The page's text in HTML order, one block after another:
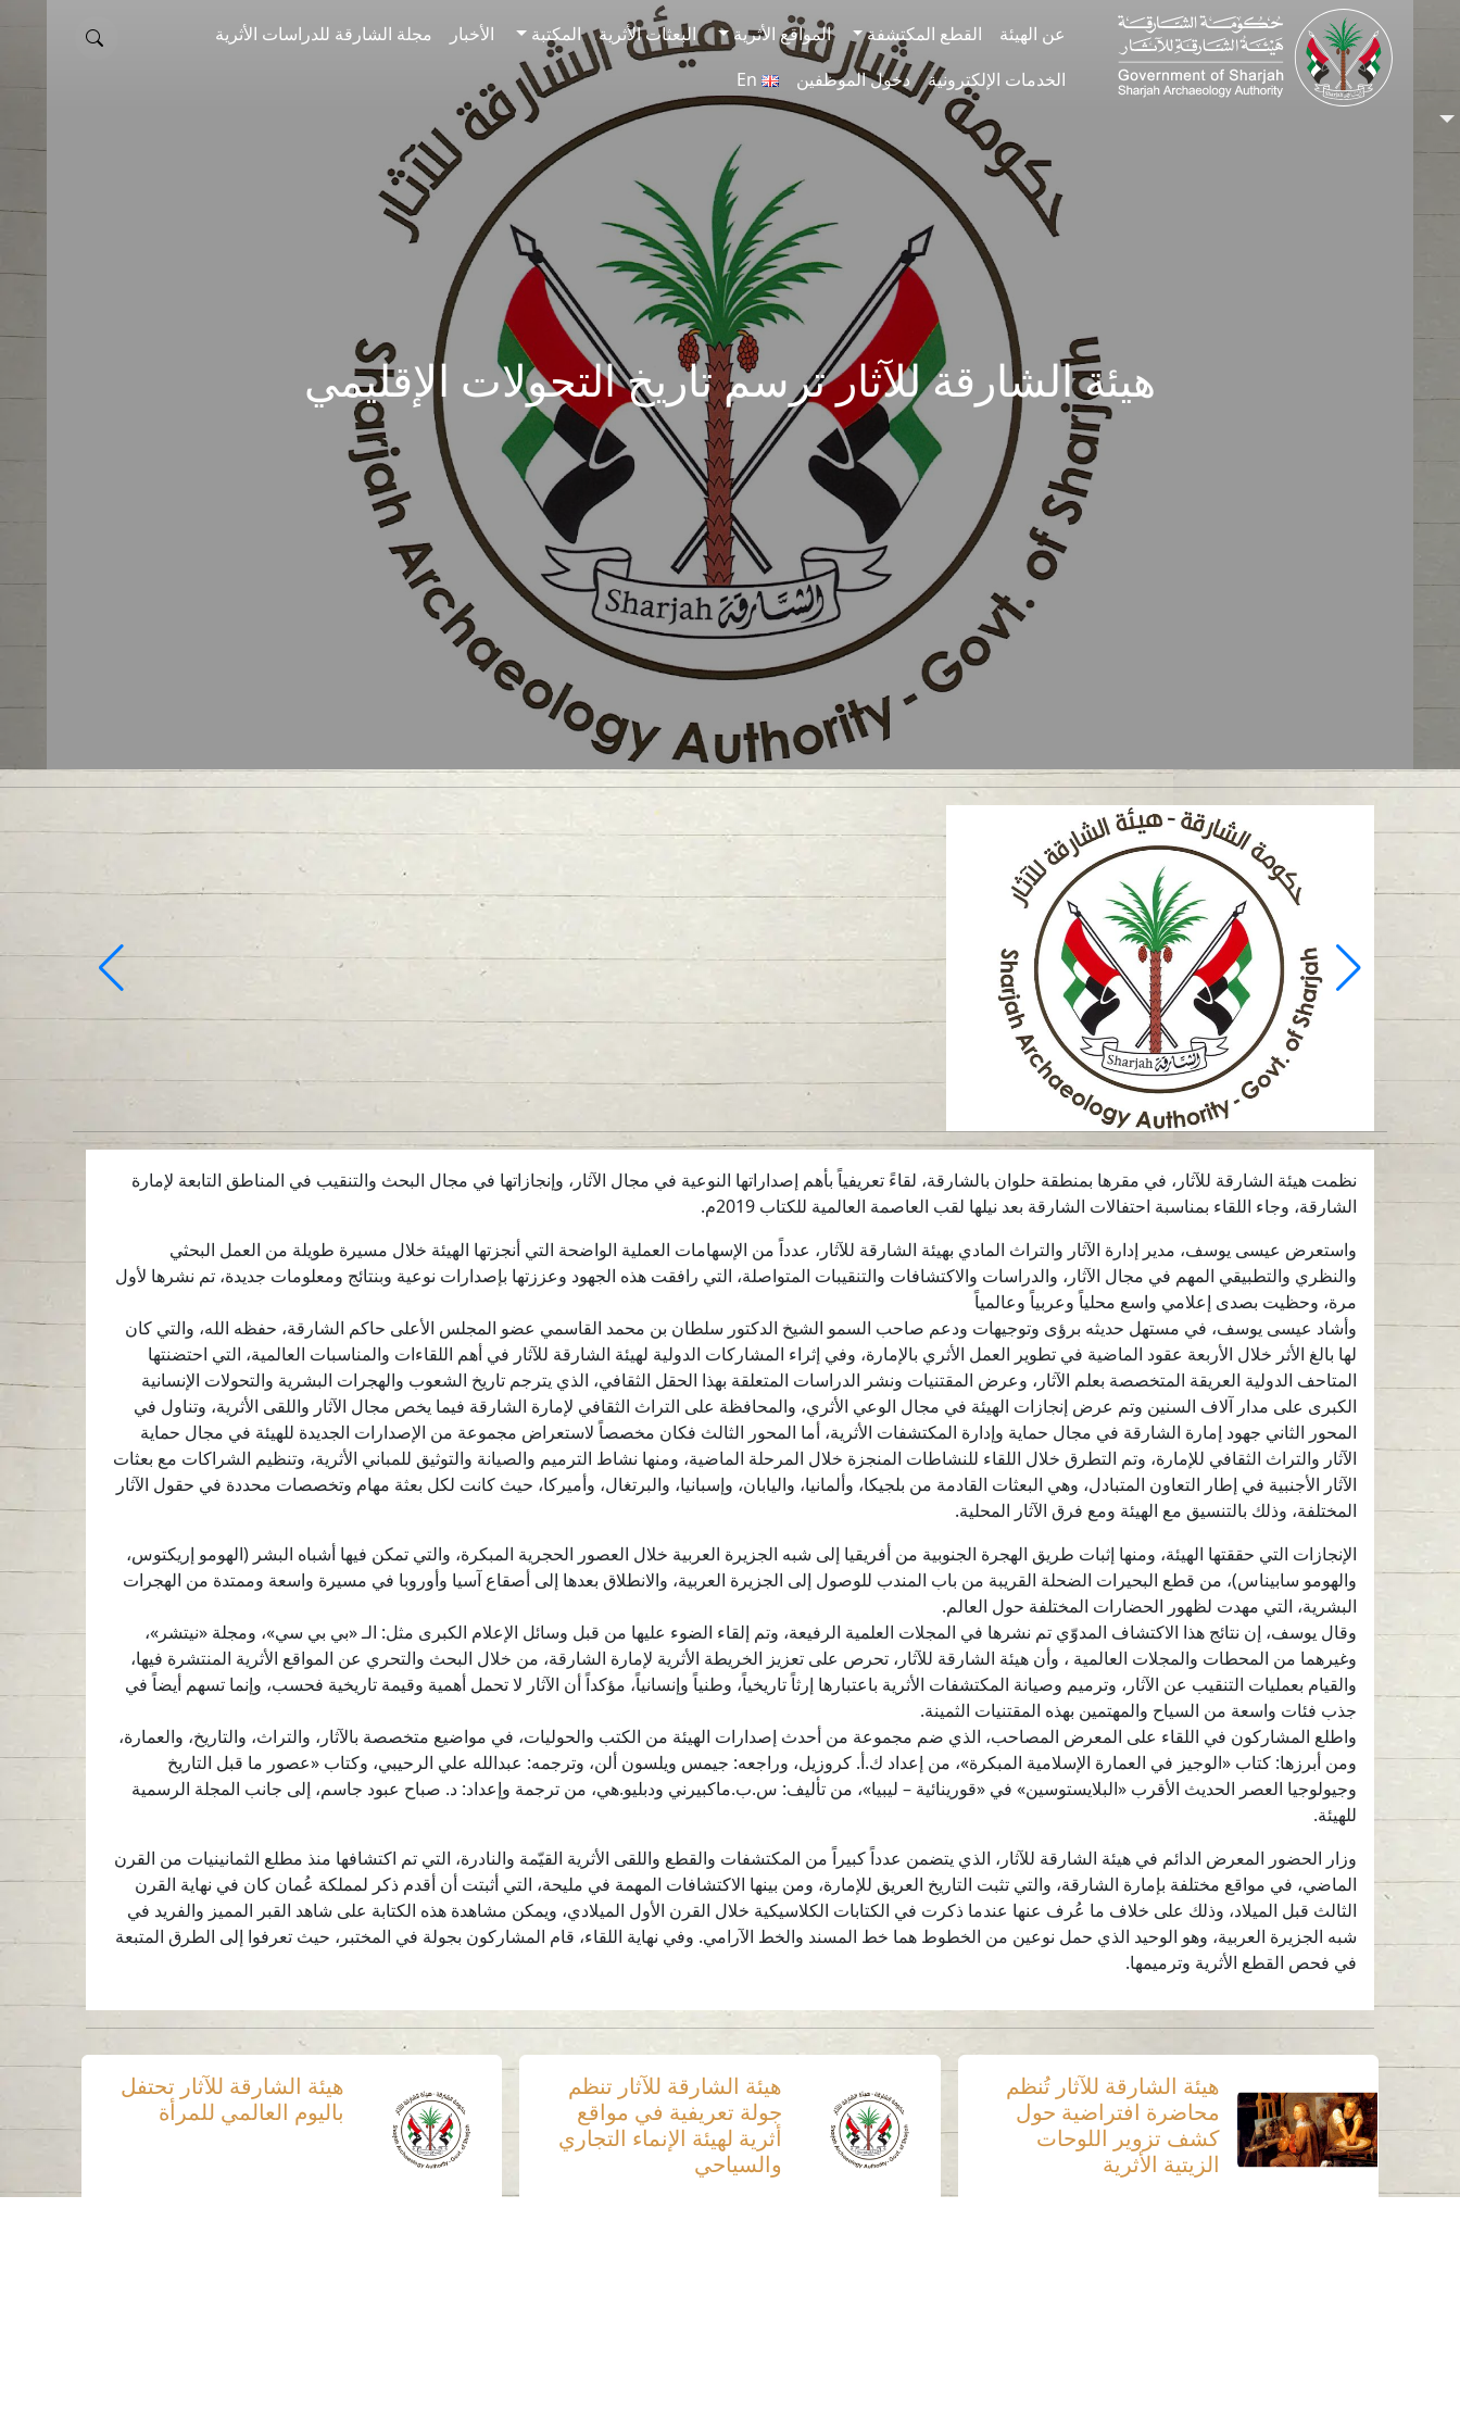
Skip to main content
عن الهيئة
القطع المكتشفة المواقع الأثرية البعثات الأثرية المكتبة الأخبار
مجلة الشارقة للدراسات الأثرية
الخدمات الإلكترونية
دخول الموظفين En
هيئة الشارقة للآثار ترسم تاريخ التحولات الإقليمي
نظمت هيئة الشارقة للآثار، في مقرها بمنطقة حلوان بالشارقة، لقاءً تعريفياً بأهم إصداراتها النوعية في مجال الآثار، وإنجازاتها في مجال البحث والتنقيب في المناطق التابعة لإمارة
الشارقة، وجاء اللقاء بمناسبة احتفالات الشارقة بعد نيلها لقب العاصمة العالمية للكتاب 2019م.
واستعرض عيسى يوسف، مدير إدارة الآثار والتراث المادي بهيئة الشارقة للآثار، عدداً من الإسهامات العملية الواضحة التي أنجزتها الهيئة خلال مسيرة طويلة من العمل البحثي
والنظري والتطبيقي المهم في مجال الآثار، والدراسات والاكتشافات والتنقيبات المتواصلة، التي رافقت هذه الجهود وعززتها بإصدارات نوعية وبنتائج ومعلومات جديدة، تم نشرها لأول
مرة، وحظيت بصدى إعلامي واسع محلياً وعربياً وعالمياً
وأشاد عيسى يوسف، في مستهل حديثه برؤى وتوجيهات ودعم صاحب السمو الشيخ الدكتور سلطان بن محمد القاسمي عضو المجلس الأعلى حاكم الشارقة، حفظه الله، والتي كان
لها بالغ الأثر خلال الأربعة عقود الماضية في تطوير العمل الأثري بالإمارة، وفي إثراء المشاركات الدولية لهيئة الشارقة للآثار في أهم اللقاءات والمناسبات العالمية، التي احتضنتها
المتاحف الدولية العريقة المتخصصة بعلم الآثار، وعرض المقتنيات ونشر الدراسات المتعلقة بهذا الحقل الثقافي، الذي يترجم تاريخ الشعوب والهجرات البشرية والتحولات الإنسانية
الكبرى على مدار آلاف السنين وتم عرض إنجازات الهيئة في مجال الوعي الأثري، والمحافظة على التراث الثقافي لإمارة الشارقة فيما يخص مجال الآثار واللقى الأثرية، وتناول في
المحور الثاني جهود إمارة الشارقة في مجال حماية وإدارة المكتشفات الأثرية، أما المحور الثالث فكان مخصصاً لاستعراض مجموعة من الإصدارات الجديدة للهيئة في مجال حماية
الآثار والتراث الثقافي للإمارة، وتم التطرق خلال اللقاء للنشاطات المنجزة خلال المرحلة الماضية، ومنها نشاط الترميم والصيانة والتوثيق للمباني الأثرية، وتنظيم الشراكات مع بعثات
الآثار الأجنبية في إطار التعاون المتبادل، وهي البعثات القادمة من بلجيكا، وألمانيا، واليابان، وإسبانيا، والبرتغال، وأميركا، حيث كانت لكل بعثة مهام وتخصصات محددة في حقول الآثار
المختلفة، وذلك بالتنسيق مع الهيئة ومع فرق الآثار المحلية.
الإنجازات التي حققتها الهيئة، ومنها إثبات طريق الهجرة الجنوبية من أفريقيا إلى شبه الجزيرة العربية خلال العصور الحجرية المبكرة، والتي تمكن فيها أشباه البشر (الهومو إريكتوس،
والهومو سابيناس)، من قطع البحيرات الضحلة القريبة من باب المندب للوصول إلى الجزيرة العربية، والانطلاق بعدها إلى أصقاع آسيا وأوروبا في مسيرة واسعة وممتدة من الهجرات
البشرية، التي مهدت لظهور الحضارات المختلفة حول العالم.
وقال يوسف، إن نتائج هذا الاكتشاف المدوّي تم نشرها في المجلات العلمية الرفيعة، وتم إلقاء الضوء عليها من قبل وسائل الإعلام الكبرى مثل: الـ «بي بي سي»، ومجلة «نيتشر»،
وغيرهما من المحطات والمجلات العالمية ، وأن هيئة الشارقة للآثار، تحرص على تعزيز الخريطة الأثرية لإمارة الشارقة، من خلال البحث والتحري عن المواقع الأثرية المنتشرة فيها،
والقيام بعمليات التنقيب عن الآثار، وترميم وصيانة المكتشفات الأثرية باعتبارها إرثاً تاريخياً، وطنياً وإنسانياً، مؤكداً أن الآثار لا تحمل أهمية وقيمة تاريخية فحسب، وإنما تسهم أيضاً في
جذب فئات واسعة من السياح والمهتمين بهذه المقتنيات الثمينة.
واطلع المشاركون في اللقاء على المعرض المصاحب، الذي ضم مجموعة من أحدث إصدارات الهيئة من الكتب والحوليات، في مواضيع متخصصة بالآثار، والتراث، والتاريخ، والعمارة،
ومن أبرزها: كتاب «الوجيز في العمارة الإسلامية المبكرة»، من إعداد ك.أ. كروزيل، وراجعه: جيمس ويلسون ألن، وترجمه: عبدالله علي الرحيبي، وكتاب «عصور ما قبل التاريخ
وجيولوجيا العصر الحديث الأقرب «البلايستوسين» في «قورينائية – ليبيا»، من تأليف: س.ب.ماكبيرني ودبليو.هي، من ترجمة وإعداد: د. صباح عبود جاسم، إلى جانب المجلة الرسمية
للهيئة.
وزار الحضور المعرض الدائم في هيئة الشارقة للآثار، الذي يتضمن عدداً كبيراً من المكتشفات والقطع واللقى الأثرية القيّمة والنادرة، التي تم اكتشافها منذ مطلع الثمانينيات من القرن
الماضي، في مواقع مختلفة بإمارة الشارقة، والتي تثبت التاريخ العريق للإمارة، ومن بينها الاكتشافات المهمة في مليحة، التي أثبتت أن أقدم ذكر لمملكة عُمان كان في نهاية القرن
الثالث قبل الميلاد، وذلك على خلاف ما عُرف عنها عندما ذكرت في الكتابات الكلاسيكية خلال القرن الأول الميلادي، ويمكن مشاهدة هذه الكتابة على شاهد القبر المميز والفريد في
شبه الجزيرة العربية، وهو الوحيد الذي حمل نوعين من الخطوط هما خط المسند والخط الآرامي. وفي نهاية اللقاء، قام المشاركون بجولة في المختبر، حيث تعرفوا إلى الطرق المتبعة
في فحص القطع الأثرية وترميمها.
هيئة الشارقة للآثار تُنظم
محاضرة افتراضية حول
كشف تزوير اللوحات
الزيتية الأثرية
هيئة الشارقة للآثار تنظم
جولة تعريفية في مواقع
أثرية لهيئة الإنماء التجاري
والسياحي
هيئة الشارقة للآثار تحتفل
باليوم العالمي للمرأة